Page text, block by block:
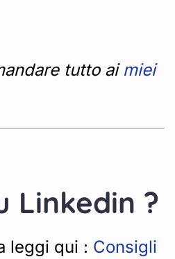
tutto ai miei
Linkedin ?
leggi qui : Consigli